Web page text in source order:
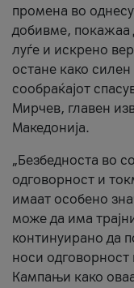
промена во
добивме, покажаа
луѓе и искрено
остане како
сообраќајот
Мирчев, главен
Македонија.
„Безбедноста во
одговорност и
имаат особено
може да има
континуирано да
носи одговорност
Кампањи како